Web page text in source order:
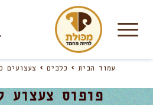
עמוד הבית כלבים צעצועים
פופוס צעצוע